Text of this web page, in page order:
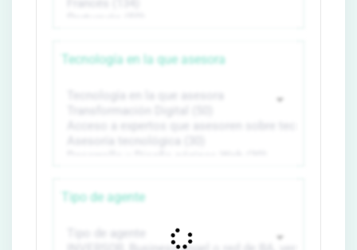
Tecnología en la que asesora
Tipo de agente